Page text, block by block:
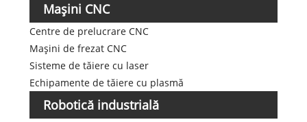
Mașini CNC
Centre de prelucrare CNC
Mașini de frezat CNC
Sisteme de tăiere cu laser
Echipamente de tăiere cu plasmă
Robotică industrială